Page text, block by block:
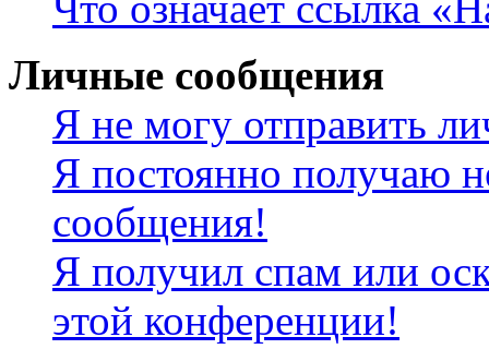
Личные сообщения
Я не могу отправить
Я постоянно получаю
сообщения!
Я получил спам или
этой конференции!